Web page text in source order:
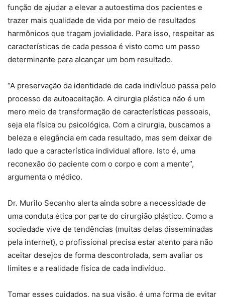
função de ajudar a elevar a autoestima dos pacientes e
trazer mais qualidade de vida por meio de resultados
harmônicos que tragam jovialidade. Para isso, respeitar as
características de cada pessoa é visto como um passo
determinante para alcançar um bom resultado.
“A preservação da identidade de cada indivíduo passa pelo
processo de autoaceitação. A cirurgia plástica não é um
mero meio de transformação de características pessoais,
seja ela física ou psicológica. Com a cirurgia, buscamos a
beleza e elegância em cada resultado, mas sem deixar de
lado que a característica individual aflore. Isto é, uma
reconexão do paciente com o corpo e com a mente”,
argumenta o médico.
Dr. Murilo Secanho alerta ainda sobre a necessidade de
uma conduta ética por parte do cirurgião plástico. Como a
sociedade vive de tendências (muitas delas disseminadas
pela internet), o profissional precisa estar atento para não
aceitar desejos de forma descontrolada, sem avaliar os
limites e a realidade física de cada indivíduo.
Tomar esses cuidados, na sua visão, é uma forma de evitar